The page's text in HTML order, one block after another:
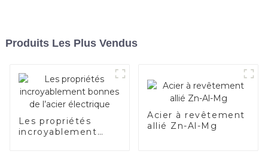
Produits Les Plus Vendus
Les propriétés
incroyablement
Acier à revêtement
allié Zn-Al-Mg